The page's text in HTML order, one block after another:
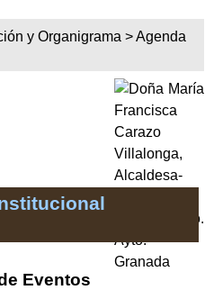
y Organigrama >Agenda
Eventos